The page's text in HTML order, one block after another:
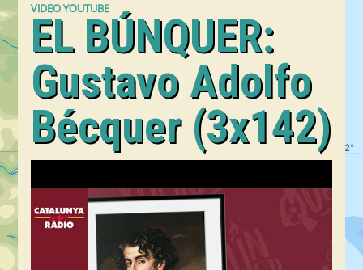
VIDEO YOUTUBE
EL BÚNQUER:
Gustavo Adolfo
Bécquer (3x142)